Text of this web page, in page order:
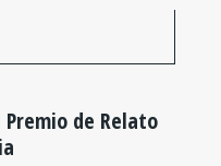
de Relato